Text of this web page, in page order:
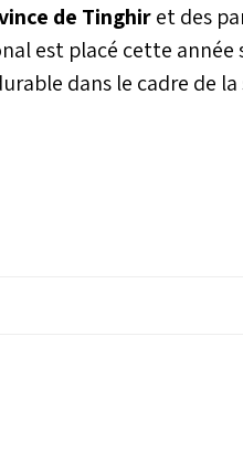
de Tinghiret des
est placé cette année
dans le cadre de